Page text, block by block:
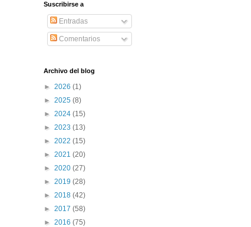
Suscribirse a
Entradas
Comentarios
Archivo del blog
► 2026 (1)
► 2025 (8)
► 2024 (15)
► 2023 (13)
► 2022 (15)
► 2021 (20)
► 2020 (27)
► 2019 (28)
► 2018 (42)
► 2017 (58)
► 2016 (75)